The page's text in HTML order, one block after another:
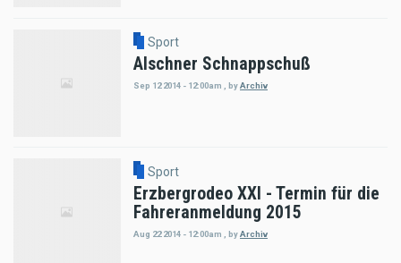
Sport
Alschner Schnappschuß
Sep 12 2014 - 12:00am , byArchiv
Sport
Erzbergrodeo XXI - Termin für die
Fahreranmeldung 2015
Aug 22 2014 - 12:00am , byArchiv